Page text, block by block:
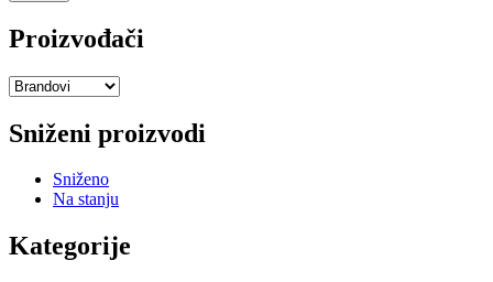
Proizvođači
Sniženi proizvodi
Sniženo
Na stanju
Kategorije